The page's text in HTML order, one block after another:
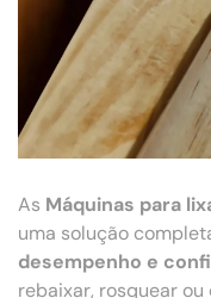
As Máquinas para
uma solução
desempenho e
rebaixar, rosquear